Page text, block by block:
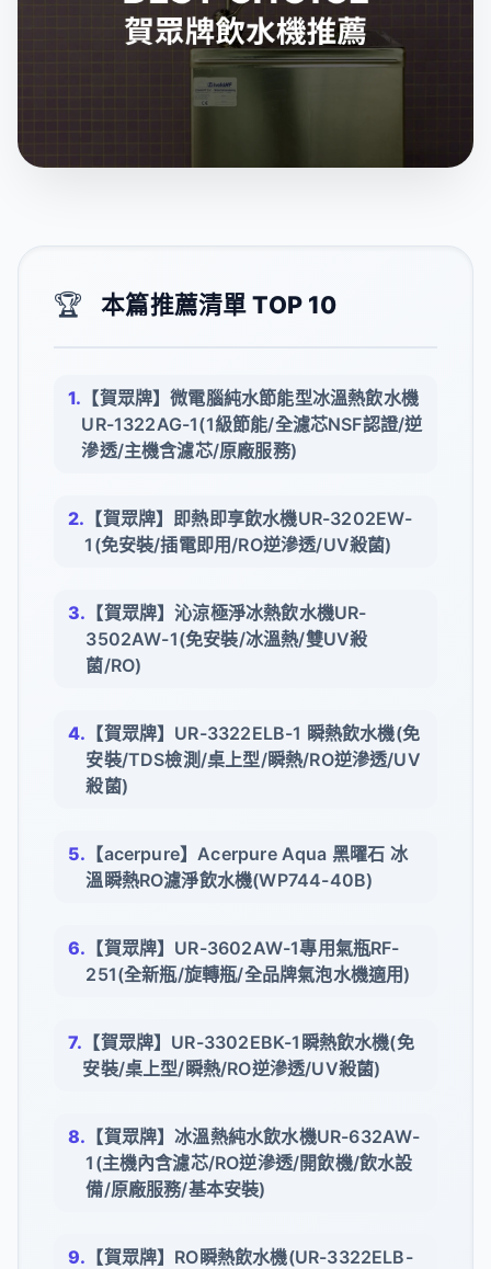
🏆 本篇推薦清單 TOP 10
【賀眾牌】微電腦純水節能型冰溫熱飲水機
UR-1322AG-1(1級節能/全濾芯NSF認證/逆
滲透/主機含濾芯/原廠服務)
【賀眾牌】即熱即享飲水機UR-3202EW-
1(免安裝/插電即用/RO逆滲透/UV殺菌)
【賀眾牌】沁涼極淨冰熱飲水機UR-
3502AW-1(免安裝/冰溫熱/雙UV殺
菌/RO)
【賀眾牌】UR-3322ELB-1 瞬熱飲水機(免
安裝/TDS檢測/桌上型/瞬熱/RO逆滲透/UV
殺菌)
【acerpure】Acerpure Aqua 黑曜石 冰
溫瞬熱RO濾淨飲水機(WP744-40B)
【賀眾牌】UR-3602AW-1專用氣瓶RF-
251(全新瓶/旋轉瓶/全品牌氣泡水機適用)
【賀眾牌】UR-3302EBK-1瞬熱飲水機(免
安裝/桌上型/瞬熱/RO逆滲透/UV殺菌)
【賀眾牌】冰溫熱純水飲水機UR-632AW-
1(主機內含濾芯/RO逆滲透/開飲機/飲水設
備/原廠服務/基本安裝)
【賀眾牌】RO瞬熱飲水機(UR-3322ELB-